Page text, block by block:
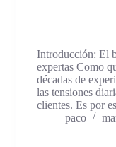
Introducción: El
expertas Como
décadas de
las tensiones
clientes. Es por
paco